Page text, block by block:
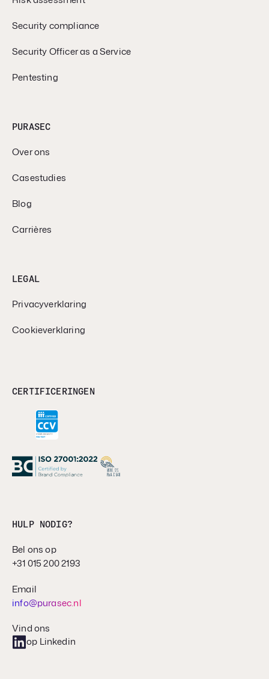
Security compliance
Security Officer as a Service
Pentesting
PURASEC
Over ons
Casestudies
Blog
Carrières
LEGAL
Privacyverklaring
Cookieverklaring
CERTIFICERINGEN
HULP NODIG?
Bel ons op
+31 015 200 2193
Email
info@purasec.nl
Vind ons
op Linkedin